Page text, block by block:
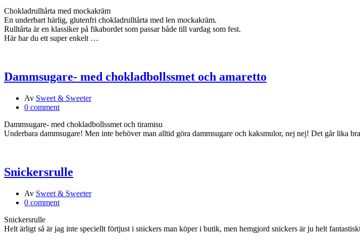
Chokladrulltårta med mockakräm
En underbart härlig, glutenfri chokladrulltårta med len mockakräm.
Rulltårta är en klassiker på fikabordet som passar både till vardag som fest.
Här har du ett super enkelt …
Dammsugare- med chokladbollssmet och amaretto
Av Sweet & Sweeter
0 comment
Dammsugare- med chokladbollssmet och tiramisu
Underbara dammsugare! Men inte behöver man alltid göra dammsugare och kaksmulor, nej nej! Det går lika
Snickersrulle
Av Sweet & Sweeter
0 comment
Snickersrulle
Helt ärligt så är jag inte speciellt förtjust i snickers man köper i butik, men hemgjord snickers är ju helt